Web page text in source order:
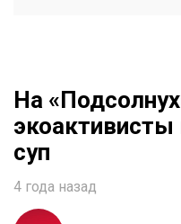
На
суп
4 года назад